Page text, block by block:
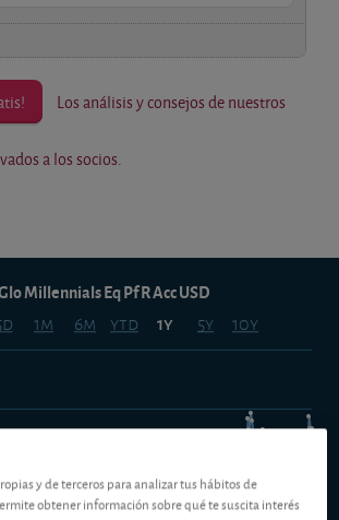
Los análisis y consejos de nuestros
a los socios.
1m 6m ytd 1y 5y 10y
Millennials Eq Pf R Acc USD
y de terceros para analizar tus hábitos de
obtener información sobre qué te suscita interés